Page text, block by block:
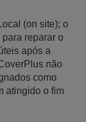
(on site); o
reparar o
após a
não
como
atingido o fim